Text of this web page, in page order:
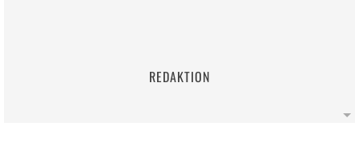
REDAKTION